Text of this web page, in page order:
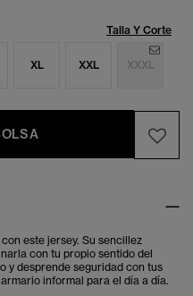
Talla Y Corte
XL XXL XXXL
este jersey. Su sencillez
con tu propio sentido del
y desprende seguridad con tus
informal para el día a día.